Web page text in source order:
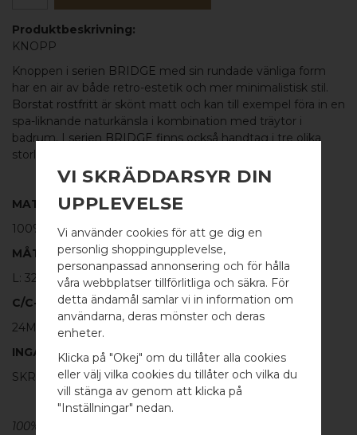
WELCOME TO
BB SWEDEN HARDWARE
Välj land / Choose country
Produktbeskrivning:
KNOPP
Knoppen i serien BRIDGE med sin rundade vänliga form
har en air av både retro-estetik och mer minimalistisk stil.
Borstat rostfritt är skönt matt och kan till exempel föra in en
spa-liknande naturkänsla i kombination med träytor i
badrum. Iserien BRIDGEfinns också handtag i tre olika
storlekar att komplettera stilen med.
MATERIAL
100%
BORSTAT ROSTFRITT STÅL
MÅTT
L: 32MM H: 33MM TJ: 6MM
C/C-MÅTT
24MM
INGÅR
SKRUV FÖR LUCKA: M4 X 25MM - 2 ST
100% ÄKTA METALL - Alla våra beslag är tillverkade av
VI SKRÄDDARSYR DIN
UPPLEVELSE
Vi använder cookies för att ge dig en
personlig shoppingupplevelse,
personanpassad annonsering och för hålla
våra webbplatser tillförlitliga och säkra. För
detta ändamål samlar vi in information om
användarna, deras mönster och deras
enheter.
Klicka på "Okej" om du tillåter alla cookies
eller välj vilka cookies du tillåter och vilka du
vill stänga av genom att klicka på
"Inställningar" nedan.